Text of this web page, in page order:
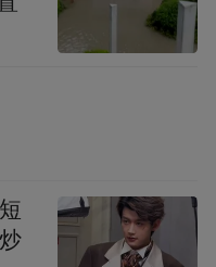
这三方面的工作。
20日通知发布后，
量瞬时上涨超过5